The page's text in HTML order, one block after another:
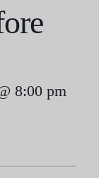
8:00 pm